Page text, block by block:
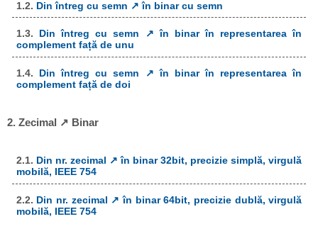
1.2. Din întreg cu semn ↗ în binar cu semn
1.3. Din întreg cu semn ↗ în binar în representarea în
complement față de unu
1.4. Din întreg cu semn ↗ în binar în representarea în
complement față de doi
2. Zecimal ↗ Binar
2.1. Din nr. zecimal ↗ în binar 32bit, precizie simplă, virgulă
mobilă, IEEE 754
2.2. Din nr. zecimal ↗ în binar 64bit, precizie dublă, virgulă
mobilă, IEEE 754